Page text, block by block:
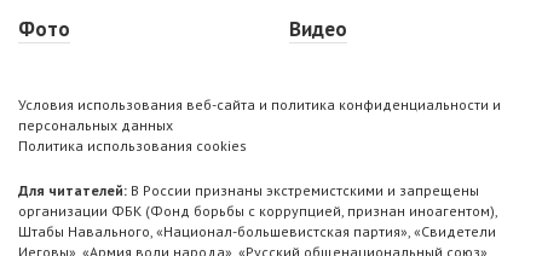
Фото
Видео
Условия использования веб-сайта и политика конфиденциальности и
персональных данных
Политика использования cookies
Для читателей: В России признаны экстремистскими и запрещены
организации ФБК (Фонд борьбы с коррупцией, признан иноагентом),
Штабы Навального, «Национал-большевистская партия», «Свидетели
Иеговы», «Армия воли народа», «Русский общенациональный союз»,